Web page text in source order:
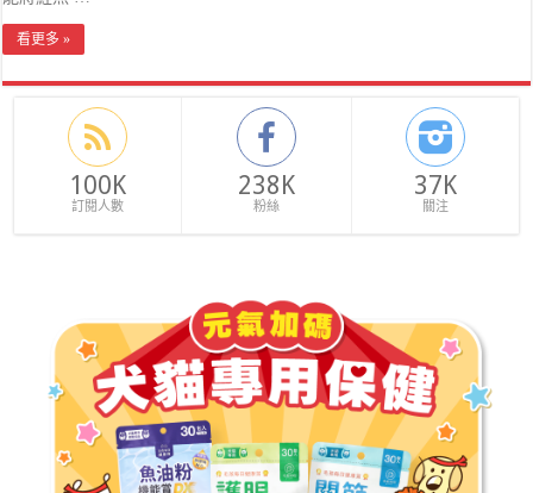
看更多 »
100K
訂閱人數
238K
粉絲
37K
關注